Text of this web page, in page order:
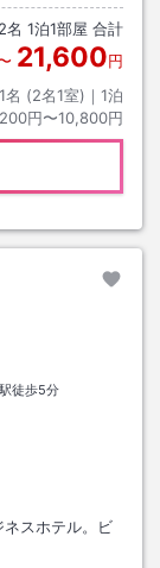
2名 1泊1部屋 合計
21,600円
名 (2名1室)｜ 1泊
円〜10,800円
駅徒歩5分
ネスホテル。ビ